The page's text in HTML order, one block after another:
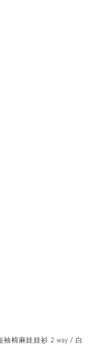
棉麻娃娃衫 2 way / 白